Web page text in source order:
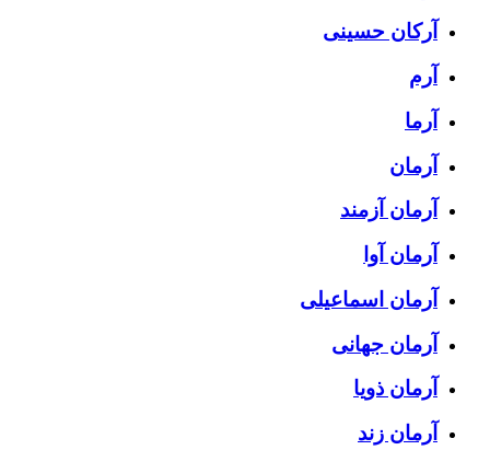
آرکان حسینی
آرم
آرما
آرمان
آرمان آزمند
آرمان آوا
آرمان اسماعیلی
آرمان جهانی
آرمان ذویا
آرمان زند